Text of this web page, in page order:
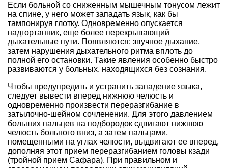
Если больной со сниженным мышечным тонусом лежит
на спине, у него может западать язык, как бы
тампонируя глотку. Одновременно опускается
надгортанник, еще более перекрывающий
дыхательные пути. Появляются: звучное дыхание,
затем нарушения дыхательного ритма вплоть до
полной его остановки. Такие явления особенно быстро
развиваются у больных, находящихся без сознания.
Чтобы предупредить и устранить западение языка,
следует вывести вперед нижнюю челюсть и
одновременно произвести переразгибание в
затылочно-шейном сочленении. Для этого давлением
больших пальцев на подбородок сдвигают нижнюю
челюсть больного вниз, а затем пальцами,
помещенными на углах челюсти, выдвигают ее вперед,
дополняя этот прием переразгибанием головы кзади
(тройной прием Сафара). При правильном и